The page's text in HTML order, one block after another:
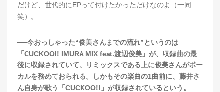
だけど、世代的にEPって付けたかっただけなのよ（一同
笑）。
──今おっしゃった“俊美さんまでの流れ”というのは
「CUCKOO!! IMURA MIX feat.渡辺俊美」が、収録曲の最
後に収録されていて、リミックスである上に俊美さんがボー
カルを務めておられる。しかもその楽曲の1曲前に、藤井さ
ん自身が歌う「CUCKOO!!」が収録されているという。